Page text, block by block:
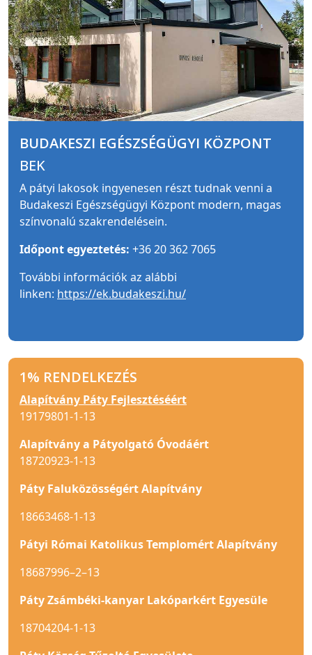
BUDAKESZI EGÉSZSÉGÜGYI KÖZPONT
BEK
A pátyi lakosok ingyenesen részt tudnak venni a
Budakeszi Egészségügyi Központ modern, magas
színvonalú szakrendelésein.
Időpont egyeztetés: +36 20 362 7065
További információk az alábbi
linken: https://ek.budakeszi.hu/
1% RENDELKEZÉS
Alapítvány Páty Fejlesztéséért
19179801-1-13
Alapítvány a Pátyolgató Óvodáért
18720923-1-13
Páty Faluközösségért Alapítvány
18663468-1-13
Pátyi Római Katolikus Templomért Alapítvány
18687996–2–13
Páty Zsámbéki-kanyar Lakóparkért Egyesüle
18704204-1-13